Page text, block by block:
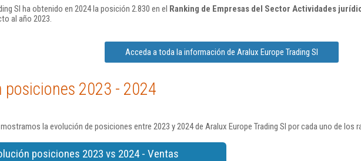
Sl ha obtenido en 2024 la posición 2.830 en el Ranking de Empresas del Sector Actividades
al año 2023.
Acceda a toda la información de Aralux Europe Trading Sl
posiciones 2023 - 2024
la evolución de posiciones entre 2023 y 2024 de Aralux Europe Trading Sl por cada uno de los
posiciones 2023 vs 2024 - Ventas